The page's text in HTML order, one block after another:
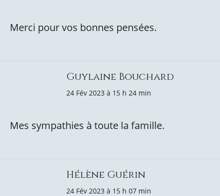
Merci pour vos bonnes pensées.
Guylaine Bouchard
24 Fév 2023 à 15 h 24 min
Mes sympathies à toute la famille.
Hélène Guérin
24 Fév 2023 à 15 h 07 min